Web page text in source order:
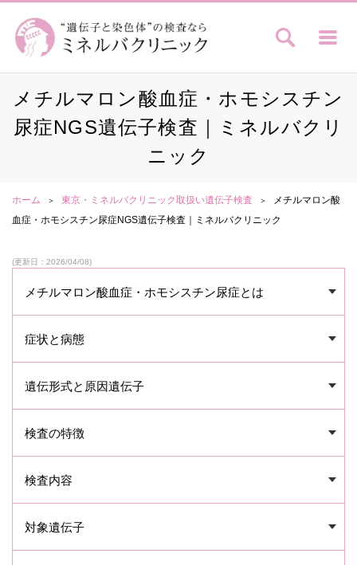
メチルマロン酸血症・ホモシスチン
尿症NGS遺伝子検査｜ミネルバクリ
ニック
ホーム 東京・ミネルバクリニック取扱い遺伝子検査
メチルマロン酸
血症・ホモシスチン尿症NGS遺伝子検査｜ミネルバクリニック
(更新日：2026/04/08)
メチルマロン酸血症・ホモシスチン尿症とは
症状と病態
遺伝形式と原因遺伝子
検査の特徴
検査内容
対象遺伝子